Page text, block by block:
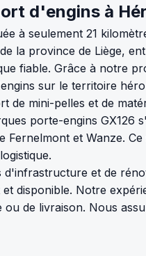
d'engins à
à seulement 21
la province de Liège,
fiable. Grâce à notre
sur le territoire
de mini-pelles et de
porte-engins GX126
Fernelmont et Wanze.
d'infrastructure et de
disponible. Notre
ou de livraison. Nous